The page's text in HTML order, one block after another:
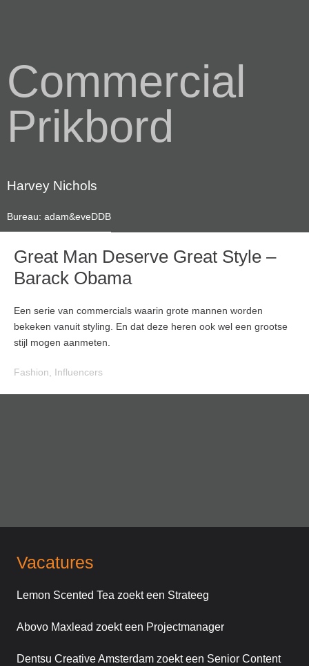
Commercial
Prikbord
Harvey Nichols
Bureau: adam&eveDDB
Great Man Deserve Great Style –
Barack Obama
Een serie van commercials waarin grote mannen worden
bekeken vanuit styling. En dat deze heren ook wel een grootse
stijl mogen aanmeten.
Fashion Influencers
Vacatures
Lemon Scented Tea zoekt een Strateeg
Abovo Maxlead zoekt een Projectmanager
Dentsu Creative Amsterdam zoekt een Senior Content